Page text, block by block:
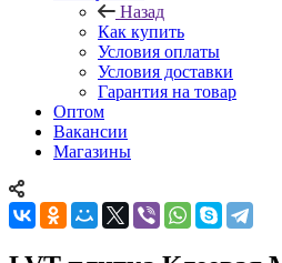
Назад
Как купить
Условия оплаты
Условия доставки
Гарантия на товар
Оптом
Вакансии
Магазины